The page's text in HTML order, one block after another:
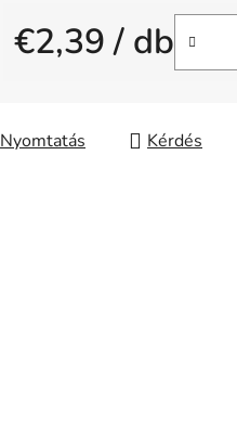
€2,39/ db
Nyomtatás Kérdés